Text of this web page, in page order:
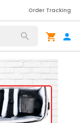
Order Tracking